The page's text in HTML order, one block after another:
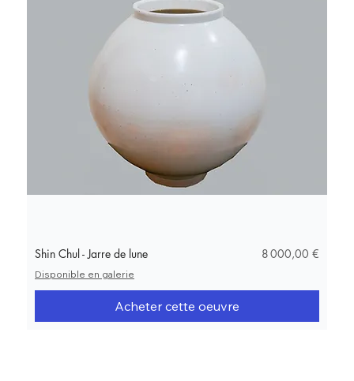
Shin Chul - Jarre de lune Prix
8 000,00 €
Disponible en galerie
Acheter cette oeuvre